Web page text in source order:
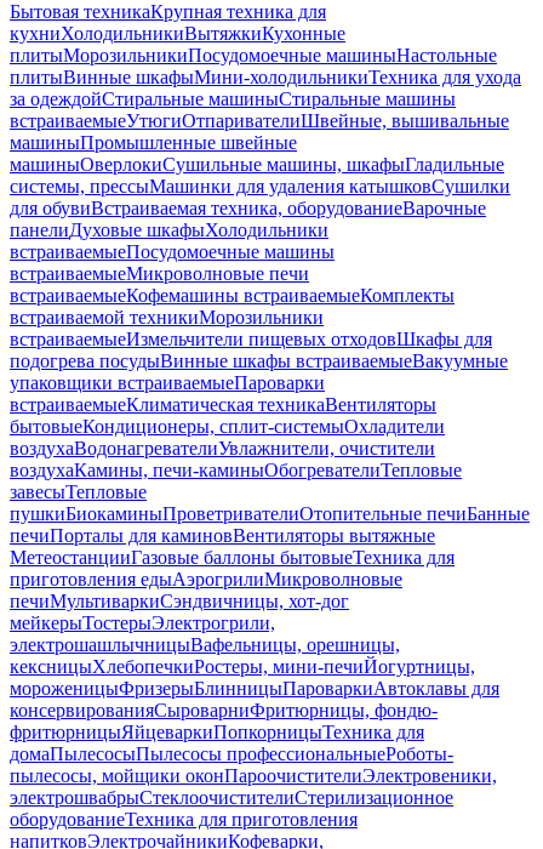
Бытовая техникаКрупная техника для
кухниХолодильникиВытяжкиКухонные
плитыМорозильникиПосудомоечные машиныНастольные
плитыВинные шкафыМини-холодильникиТехника для ухода
за одеждойСтиральные машиныСтиральные машины
встраиваемыеУтюгиОтпаривателиШвейные, вышивальные
машиныПромышленные швейные
машиныОверлокиСушильные машины, шкафыГладильные
системы, прессыМашинки для удаления катышковСушилки
для обувиВстраиваемая техника, оборудованиеВарочные
панелиДуховые шкафыХолодильники
встраиваемыеПосудомоечные машины
встраиваемыеМикроволновые печи
встраиваемыеКофемашины встраиваемыеКомплекты
встраиваемой техникиМорозильники
встраиваемыеИзмельчители пищевых отходовШкафы для
подогрева посудыВинные шкафы встраиваемыеВакуумные
упаковщики встраиваемыеПароварки
встраиваемыеКлиматическая техникаВентиляторы
бытовыеКондиционеры, сплит-системыОхладители
воздухаВодонагревателиУвлажнители, очистители
воздухаКамины, печи-каминыОбогревателиТепловые
завесыТепловые
пушкиБиокаминыПроветривателиОтопительные печиБанные
печиПорталы для каминовВентиляторы вытяжные
МетеостанцииГазовые баллоны бытовыеТехника для
приготовления едыАэрогрилиМикроволновые
печиМультиваркиСэндвичницы, хот-дог
мейкерыТостерыЭлектрогрили,
электрошашлычницыВафельницы, орешницы,
кексницыХлебопечкиРостеры, мини-печиЙогуртницы,
мороженицыФризерыБлинницыПароваркиАвтоклавы для
консервированияСыроварниФритюрницы, фондю-
фритюрницыЯйцеваркиПопкорницыТехника для
домаПылесосыПылесосы профессиональныеРоботы-
пылесосы, мойщики оконПароочистителиЭлектровеники,
электрошвабрыСтеклоочистителиСтерилизационное
оборудованиеТехника для приготовления
напитковЭлектрочайникиКофеварки,